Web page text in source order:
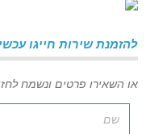
להזמנת שירות חייגו עכשיו: 055-925-
או השאירו פרטים ונשמח